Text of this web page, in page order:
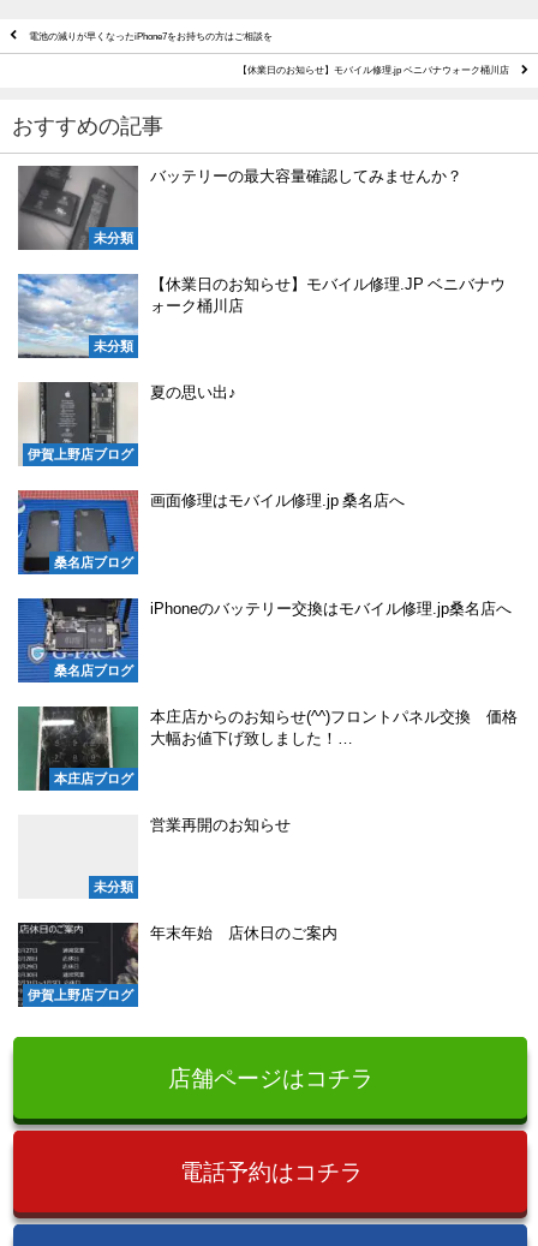
電池の減りが早くなったiPhone7をお持ちの方はご相談を
【休業日のお知らせ】モバイル修理.jp ベニバナウォーク桶川店
おすすめの記事
未分類
バッテリーの最大容量確認してみませんか？
未分類
【休業日のお知らせ】モバイル修理.JP ベニバナウ
ォーク桶川店
伊賀上野店ブログ
夏の思い出♪
桑名店ブログ
画面修理はモバイル修理.jp 桑名店へ
桑名店ブログ
iPhoneのバッテリー交換はモバイル修理.jp桑名店へ
本庄店ブログ
本庄店からのお知らせ(^^)フロントパネル交換 価格
大幅お値下げ致しました！…
未分類
営業再開のお知らせ
伊賀上野店ブログ
年末年始 店休日のご案内
店舗ページはコチラ
電話予約はコチラ